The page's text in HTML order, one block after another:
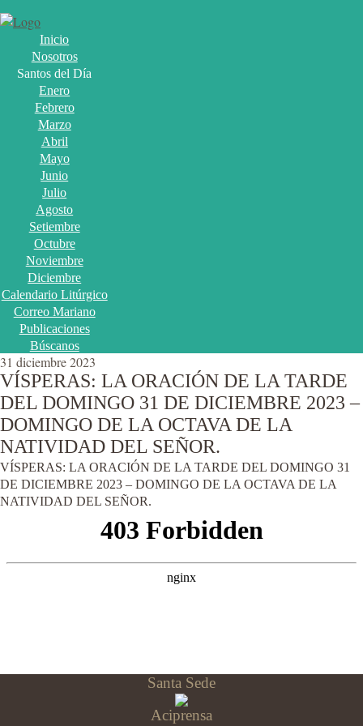
Inicio
Nosotros
Santos del Día
Enero
Febrero
Marzo
Abril
Mayo
Junio
Julio
Agosto
Setiembre
Octubre
Noviembre
Diciembre
Calendario Litúrgico
Correo Mariano
Publicaciones
Búscanos
31 diciembre 2023
VÍSPERAS: LA ORACIÓN DE LA TARDE
DEL DOMINGO 31 DE DICIEMBRE 2023 –
DOMINGO DE LA OCTAVA DE LA
NATIVIDAD DEL SEÑOR.
VÍSPERAS: LA ORACIÓN DE LA TARDE DEL DOMINGO 31
DE DICIEMBRE 2023 – DOMINGO DE LA OCTAVA DE LA
NATIVIDAD DEL SEÑOR.
Santa Sede
Aciprensa